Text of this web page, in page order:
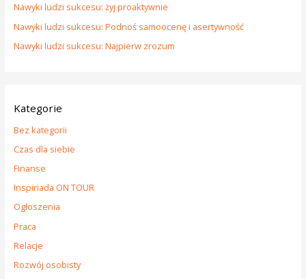
:
Nawyki ludzi sukcesu: żyj proaktywnie
Nawyki ludzi sukcesu: Podnoś samoocenę i asertywność
Nawyki ludzi sukcesu: Najpierw zrozum
Kategorie
Bez kategorii
Czas dla siebie
Finanse
Inspiriada ON TOUR
Ogłoszenia
Praca
Relacje
Rozwój osobisty